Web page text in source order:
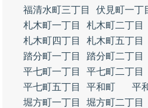
福清水町三丁目
伏見町一丁
札木町一丁目
札木町二丁目
札木町四丁目
札木町五丁目
踏分町一丁目
踏分町二丁目
平七町一丁目
平七町二丁目
平七町五丁目
平和町
平
堀方町一丁目
堀方町二丁目